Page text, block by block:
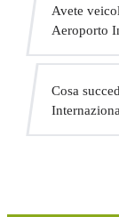
e trasporto di
Avete
Aeroporto
ridotta.
Cosa